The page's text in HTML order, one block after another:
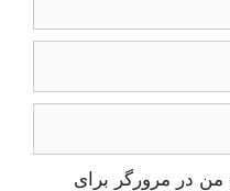
من در مرورگر برای